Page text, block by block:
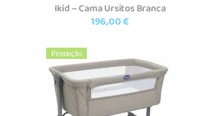
Ikid – Cama Ursitos Branca
196,00€
Promoção
Adicionar